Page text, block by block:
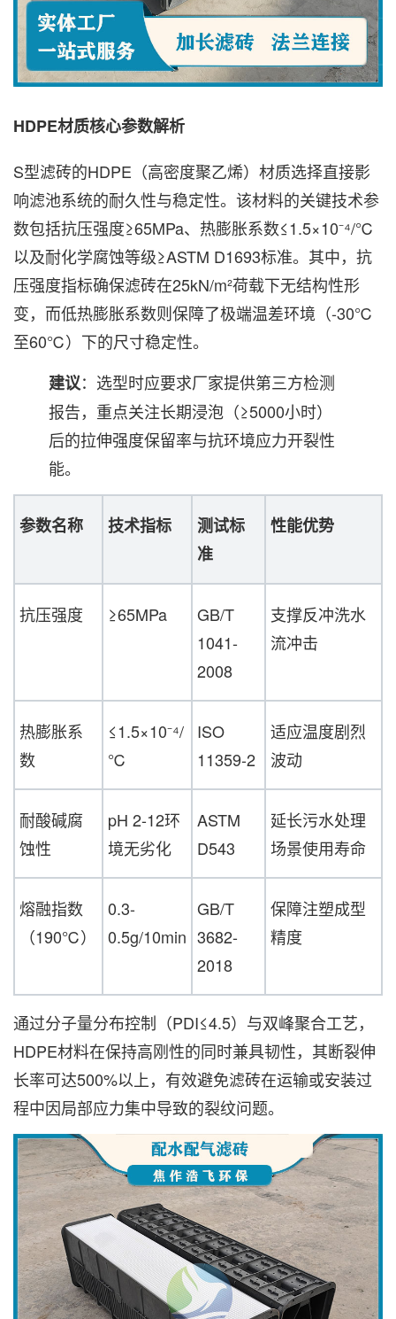
HDPE材质核心参数解析
S型滤砖的HDPE（高密度聚乙烯）材质选择直接影
响滤池系统的耐久性与稳定性。该材料的关键技术参
数包括抗压强度≥65MPa、热膨胀系数≤1.5×10⁻⁴/℃
以及耐化学腐蚀等级≥ASTM D1693标准。其中，抗
压强度指标确保滤砖在25kN/m²荷载下无结构性形
变，而低热膨胀系数则保障了极端温差环境（-30℃
至60℃）下的尺寸稳定性。
建议：选型时应要求厂家提供第三方检测
报告，重点关注长期浸泡（≥5000小时）
后的拉伸强度保留率与抗环境应力开裂性
能。
参数名称 技术指标
测试标
准
性能优势
抗压强度 ≥65MPa
GB/T
1041-
2008
支撑反冲洗水
流冲击
热膨胀系
数
≤1.5×10⁻⁴/
℃
ISO
11359-2
适应温度剧烈
波动
耐酸碱腐
蚀性
pH 2-12环
境无劣化
ASTM
D543
延长污水处理
场景使用寿命
熔融指数
（190℃）
0.3-
0.5g/10min
GB/T
3682-
2018
保障注塑成型
精度
通过分子量分布控制（PDI≤4.5）与双峰聚合工艺，
HDPE材料在保持高刚性的同时兼具韧性，其断裂伸
长率可达500%以上，有效避免滤砖在运输或安装过
程中因局部应力集中导致的裂纹问题。